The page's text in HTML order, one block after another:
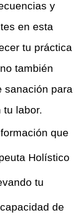
y
en esta
tu práctica
también
sanación para
tu labor.
que
Holístico
tu
de